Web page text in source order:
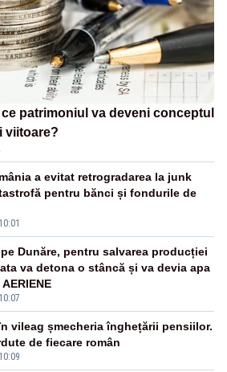
patrimoniul va deveni conceptul
viitoare?
a evitat retrogradarea la junk
pentru bănci și fondurile de
Dunăre, pentru salvarea producției
va detona o stâncă și va devia apa
vileag șmecheria înghețării pensiilor.
de fiecare român